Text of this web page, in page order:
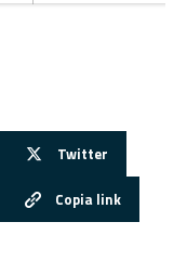
Twitter
Copia link